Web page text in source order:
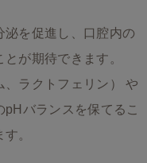
を促進し、口腔内の
が期待できます。
、ラクトフェリン） や
バランスを保てるこ
。